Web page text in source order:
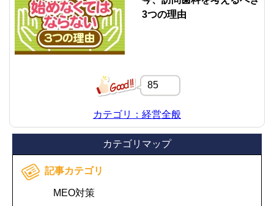
3つの理由
85
カテゴリ：経営全般
カテゴリマップ
記事カテゴリ
MEO対策